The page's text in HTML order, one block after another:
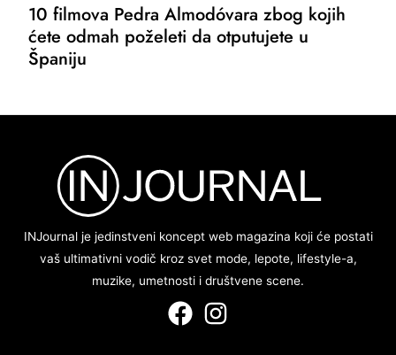
10 filmova Pedra Almodóvara zbog kojih
ćete odmah poželeti da otputujete u
Španiju
INJournal je jedinstveni koncept web magazina koji će postati
vaš ultimativni vodič kroz svet mode, lepote, lifestyle-a,
muzike, umetnosti i društvene scene.